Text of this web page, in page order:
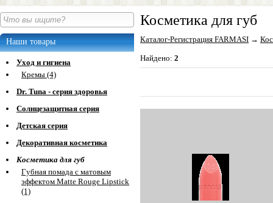
Наши товары
Уход и гигиена
Кремы (4)
Dr. Tuna - серия здоровья
Солнцезащитная серия
Детская серия
Декоративная косметика
Косметика для губ
Губная помада с матовым
эффектом Matte Rouge Lipstick
(1)
Косметика для губ
Каталог-Регистрация FARMASI →
Найдено: 2